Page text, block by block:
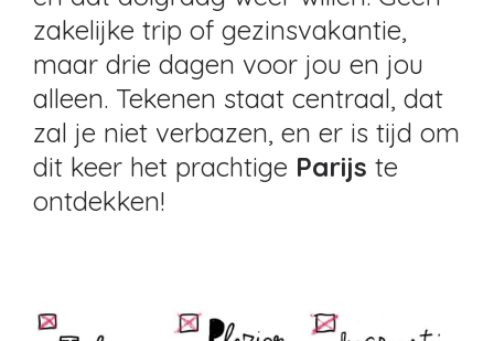
zakelijke trip of gezinsvakantie,
maar drie dagen voor jou en jou
alleen. Tekenen staat centraal, dat
zal je niet verbazen, en er is tijd om
dit keer het prachtige Parijs te
ontdekken!